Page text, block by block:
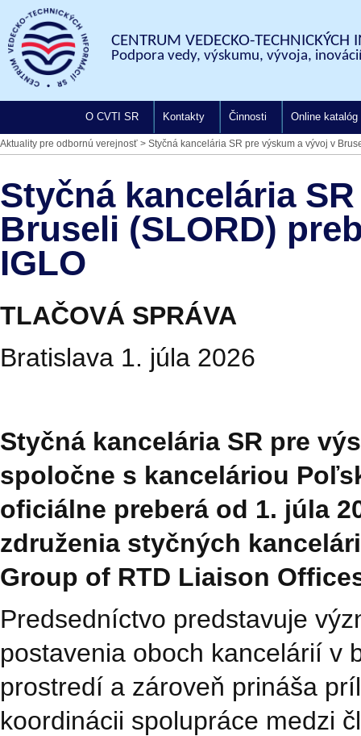
CENTRUM VEDECKO-TECHNICKÝCH
Podpora vedy, výskumu, vývoja,
O CVTI SR Kontakty Činnosti Online katalóg
Aktuality pre odbornú verejnosť > Styčná kancelária SR pre výskum a vývoj v
Styčná kancelária
Bruseli (SLORD)
IGLO
TLAČOVÁ SPRÁVA
Bratislava 1. júla 2026
Styčná kancelária SR pre
spoločne s kanceláriou
oficiálne preberá od 1. júla
združenia styčných
Group of RTD Liaison
Predsedníctvo predstavuje
postavenia oboch kancelárií v
prostredí a zároveň prináša
koordinácii spolupráce medzi